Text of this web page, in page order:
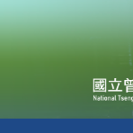
跳
轉
至
內